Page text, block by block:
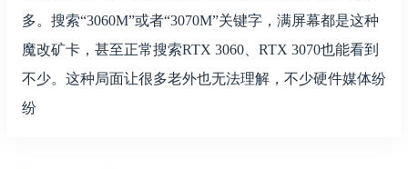
多。搜索“3060M”或者“3070M”关键字，满屏幕都是这种
魔改矿卡，甚至正常搜索RTX 3060、RTX 3070也能看到
不少。这种局面让很多老外也无法理解，不少硬件媒体纷
纷